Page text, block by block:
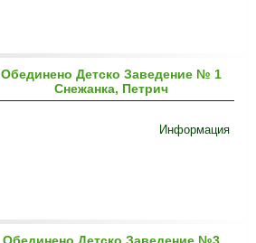
Обединено Детско Заведение № 1
Снежанка, Петрич
Информация